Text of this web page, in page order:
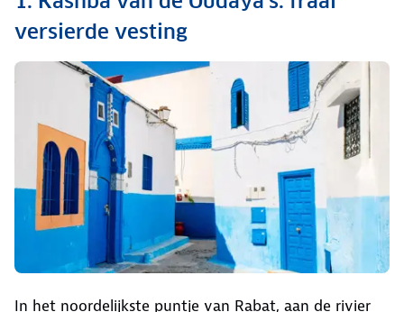
versierde vesting
In het noordelijkste puntje van Rabat, aan de rivier